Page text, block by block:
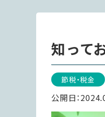
知って
節税・税金
公開日：